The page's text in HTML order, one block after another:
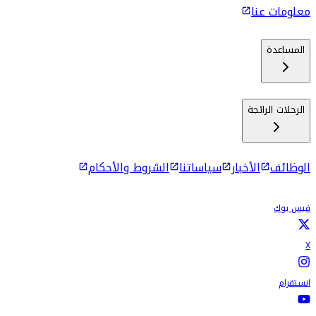
معلومات عنا
المساعدة
الرحلات الرائجة
الوظائف الأخبار سياساتنا الشروط والأحكام
فيس بوك
X
انستقرام